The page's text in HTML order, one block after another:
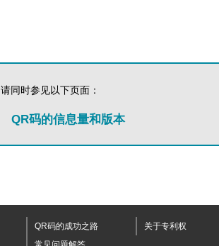
请同时参见以下页面：
QR码的信息量和版本
QR码的成功之路
关于专利权